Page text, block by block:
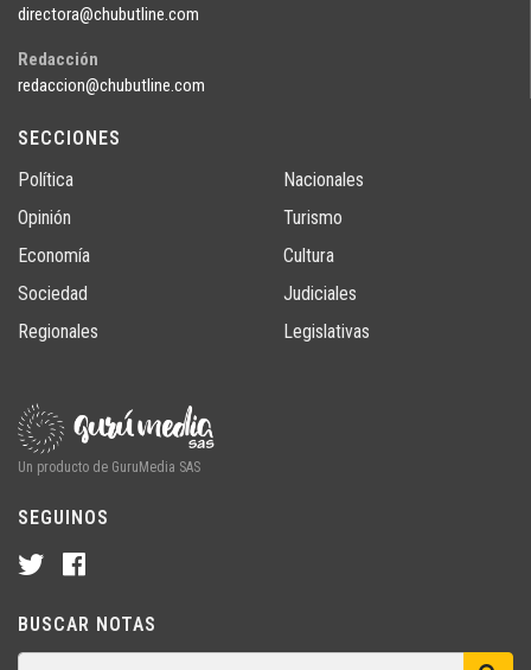
directora@chubutline.com
Redacción
redaccion@chubutline.com
SECCIONES
Política
Opinión
Economía
Sociedad
Regionales
Nacionales
Turismo
Cultura
Judiciales
Legislativas
Un producto de GuruMedia SAS
SEGUINOS
BUSCAR NOTAS